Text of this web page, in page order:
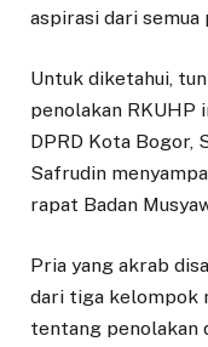
aspirasi dari semua
Untuk diketahui,
penolakan RKUHP
DPRD Kota Bogor,
Safrudin
rapat Badan
Pria yang akrab
dari tiga kelompok
tentang penolakan